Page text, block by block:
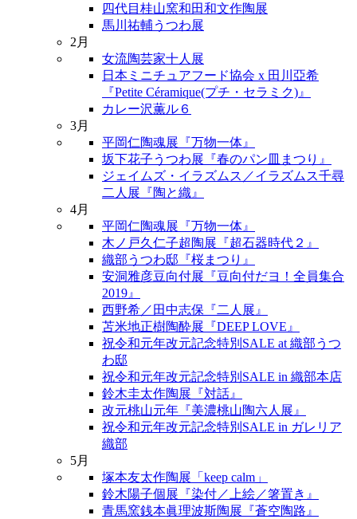
四代目桂山窯和田和文作陶展
馬川祐輔うつわ展
2月
女流陶芸家十人展
日本ミニチュアフード協会 x 田川亞希
『Petite Céramique(プチ・セラミク)』
カレー沢薫ル６
3月
平岡仁陶魂展『万物一体』
坂下花子うつわ展『春のパン皿まつり』
ジェイムズ・イラズムス／イラズムス千尋
二人展『陶と織』
4月
平岡仁陶魂展『万物一体』
木ノ戸久仁子超陶展『超石器時代２』
織部うつわ邸『桜まつり』
安洞雅彦豆向付展『豆向付だヨ！全員集合
2019』
西野希／田中志保『二人展』
苫米地正樹陶酔展『DEEP LOVE』
祝令和元年改元記念特別SALE at 織部うつ
わ邸
祝令和元年改元記念特別SALE in 織部本店
鈴木圭太作陶展『対話』
改元桃山元年『美濃桃山陶六人展』
祝令和元年改元記念特別SALE in ガレリア
織部
5月
塚本友太作陶展「keep calm」
鈴木陽子個展『染付／上絵／箸置き』
青馬窯銭本眞理波斯陶展『蒼空陶路』